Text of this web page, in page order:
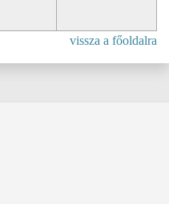
vissza a főoldalra